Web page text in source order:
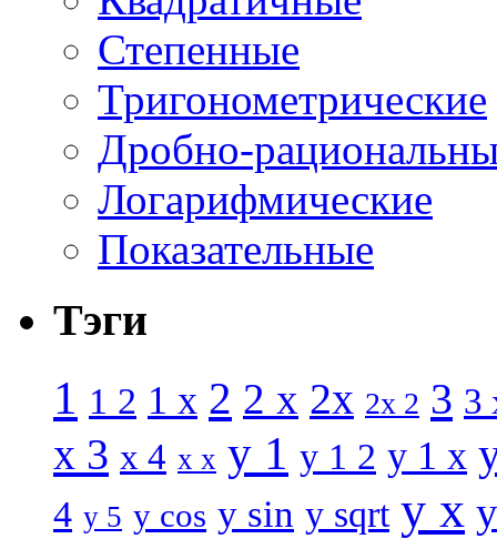
Степенные
Тригонометрические
Дробно-
Логарифмические
Показательные
Тэги
1 1 2 1 x 2 2 x 2x 2x 2 3 3
x 3 x 4 x x y 1 y 1 2 y 1 x
4 y 5 y cos y sin y sqrt y x